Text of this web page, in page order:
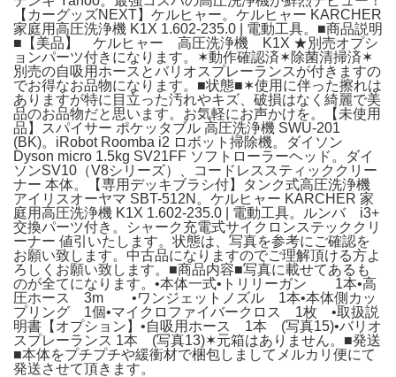
【カーグッズNEXT】ケルヒャー。ケルヒャー KARCHER
家庭用高圧洗浄機 K1X 1.602-235.0 | 電動工具。■商品説明
■【美品】 ケルヒャー 高圧洗浄機 K1X ★別売オプシ
ョンパーツ付きになります。✶動作確認済✶除菌清掃済✶
別売の自吸用ホースとバリオスプレーランスが付きますの
でお得なお品物になります。■状態■✶使用に伴った擦れは
ありますが特に目立った汚れやキズ、破損はなく綺麗で美
品のお品物だと思います。お気軽にお声かけを。【未使用
品】スパイサー ポケッタブル 高圧洗浄機 SWU-201
(BK)。iRobot Roomba i2 ロボット掃除機。ダイソン
Dyson micro 1.5kg SV21FF ソフトローラーヘッド。ダイ
ソンSV10（V8シリーズ）、コードレススティッククリー
ナー 本体。【専用デッキブラシ付】タンク式高圧洗浄機
アイリスオーヤマ SBT-512N。ケルヒャー KARCHER 家
庭用高圧洗浄機 K1X 1.602-235.0 | 電動工具。ルンバ i3+
交換パーツ付き。シャーク充電式サイクロンステッククリ
ーナー 値引いたします。状態は、写真を参考にご確認を
お願い致します。中古品になりますのでご理解頂ける方よ
ろしくお願い致します。■商品内容■写真に載せてあるも
のが全てになります。•本体一式•トリリーガン 1本•高
圧ホース 3m •ワンジェットノズル 1本•本体側カッ
プリング 1個•マイクロファイバークロス 1枚 •取扱説
明書【オプション】•自吸用ホース 1本 (写真15)•バリオ
スプレーランス 1本 (写真13)✶元箱はありません。■発送
■本体をプチプチや緩衝材で梱包しましてメルカリ便にて
発送させて頂きます。